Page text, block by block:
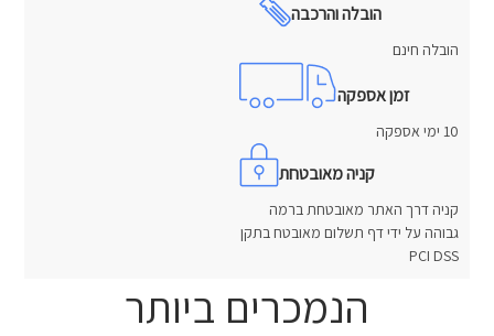
הובלה והרכבה
הובלה חינם
זמן אספקה
10 ימי אספקה
קניה מאובטחת
קניה דרך האתר מאובטחת ברמה
גבוהה על ידי דף תשלום מאובטח בתקן
PCI DSS
הנמכרים ביותר